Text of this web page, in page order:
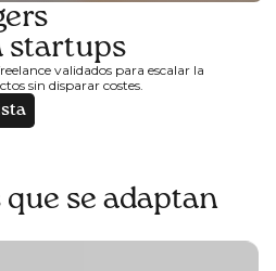
startups
validados para escalar la
sin disparar costes.
se adaptan